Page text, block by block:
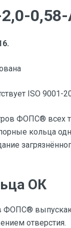
ISO 9001-
ФОПС® всех
кольца
ОК
отверстия.